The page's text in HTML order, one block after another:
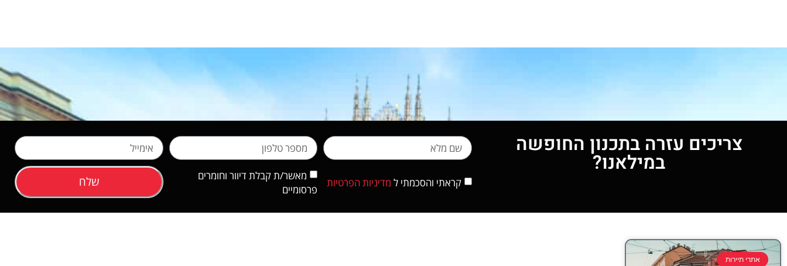
צריכים עזרה בתכנון החופשה
במילאנו?
קראתי והסכמתי ל מדיניות הפרטיות
מאשר/ת קבלת דיוור וחומרים
פרסומיים
שלח
אתרי תיירות